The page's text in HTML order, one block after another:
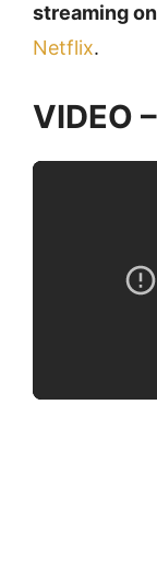
streaming
Netflix.
VIDEO